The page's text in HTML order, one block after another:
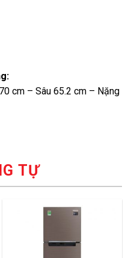
cm – Sâu 65.2 cm – Nặng
TỰ